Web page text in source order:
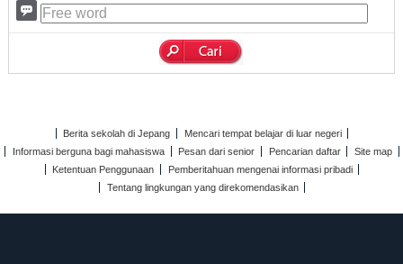
Berita sekolah di Jepang
Mencari tempat belajar di luar negeri
Informasi berguna bagi mahasiswa
Pesan dari senior Pencarian daftar
Site map
Ketentuan Penggunaan
Pemberitahuan mengenai informasi pribadi
Tentang lingkungan yang direkomendasikan